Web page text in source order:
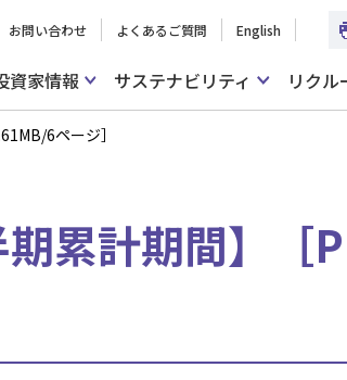
お問い合わせ よくあるご質問 English
資家情報 サステナビリティ リクル
6ページ］
累計期間】［